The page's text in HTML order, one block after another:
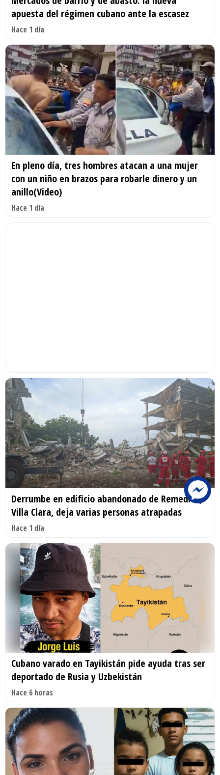
apuesta del régimen cubano ante la escasez
Hace 1 día
En pleno día, tres hombres atacan a una mujer
con un niño en brazos para robarle dinero y un
anillo(Video)
Hace 1 día
Derrumbe en edificio abandonado de Remedios,
Villa Clara, deja varias personas atrapadas
Hace 1 día
Cubano varado en Tayikistán pide ayuda tras ser
deportado de Rusia y Uzbekistán
Hace 6 horas